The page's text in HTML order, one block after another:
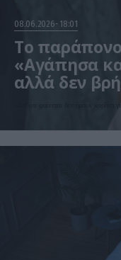
08.06.2026 18:01
Το
«Αγάπησα
αλλά δεν
«Απ’ ότι φαίνεται δεν ήμουν κορίτσι